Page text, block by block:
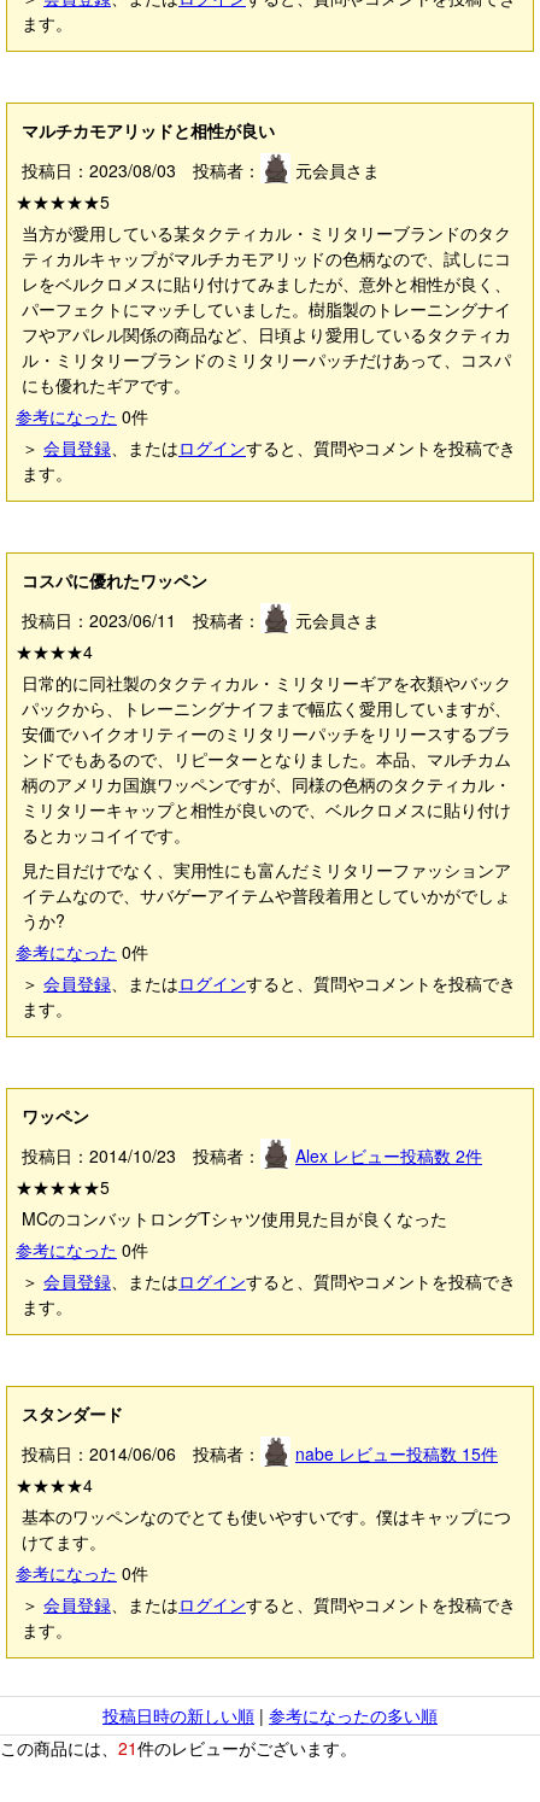
ます。
マルチカモアリッドと相性が良い
投稿日：2023/08/03 投稿者：
元会員さま
★★★★★5
当方が愛用している某タクティカル・ミリタリーブランドのタク
ティカルキャップがマルチカモアリッドの色柄なので、試しにコ
レをベルクロメスに貼り付けてみましたが、意外と相性が良く、
パーフェクトにマッチしていました。樹脂製のトレーニングナイ
フやアパレル関係の商品など、日頃より愛用しているタクティカ
ル・ミリタリーブランドのミリタリーパッチだけあって、コスパ
にも優れたギアです。
参考になった 0件
＞ 会員登録、またはログインすると、質問やコメントを投稿でき
ます。
コスパに優れたワッペン
投稿日：2023/06/11 投稿者：
元会員さま
★★★★4
日常的に同社製のタクティカル・ミリタリーギアを衣類やバック
パックから、トレーニングナイフまで幅広く愛用していますが、
安価でハイクオリティーのミリタリーパッチをリリースするブラ
ンドでもあるので、リピーターとなりました。本品、マルチカム
柄のアメリカ国旗ワッペンですが、同様の色柄のタクティカル・
ミリタリーキャップと相性が良いので、ベルクロメスに貼り付け
るとカッコイイです。
見た目だけでなく、実用性にも富んだミリタリーファッションア
イテムなので、サバゲーアイテムや普段着用としていかがでしょ
うか?
参考になった 0件
＞ 会員登録、またはログインすると、質問やコメントを投稿でき
ます。
ワッペン
投稿日：2014/10/23 投稿者：
Alex レビュー投稿数 2件
★★★★★5
MCのコンバットロングTシャツ使用見た目が良くなった
参考になった 0件
＞ 会員登録、またはログインすると、質問やコメントを投稿でき
ます。
スタンダード
投稿日：2014/06/06 投稿者：
nabe レビュー投稿数 15件
★★★★4
基本のワッペンなのでとても使いやすいです。僕はキャップにつ
けてます。
参考になった 0件
＞ 会員登録、またはログインすると、質問やコメントを投稿でき
ます。
投稿日時の新しい順 | 参考になったの多い順
この商品には、 21件のレビューがございます。